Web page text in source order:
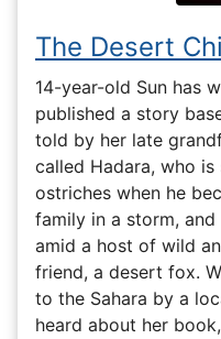
The Desert
14-year-old Sun has
published a story
told by her late
called Hadara, who
ostriches when he
family in a storm,
amid a host of wild
friend, a desert fox.
to the Sahara by a
heard about her